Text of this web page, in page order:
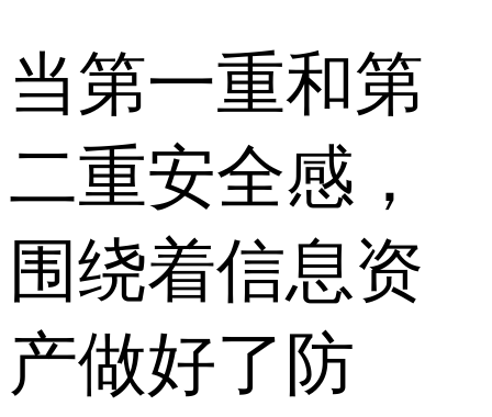
当第一重和第
二重安全感，
围绕着信息资
产做好了防